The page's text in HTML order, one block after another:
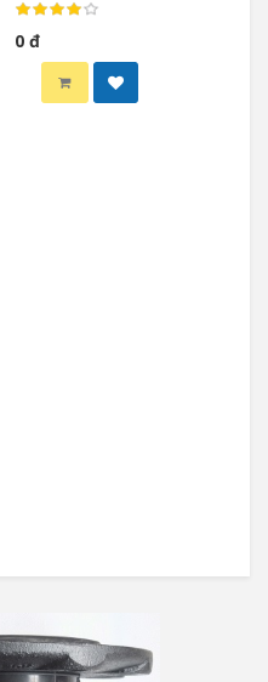
Chất Lượng Cao, Độ Bền
Vượt Trội
0 đ